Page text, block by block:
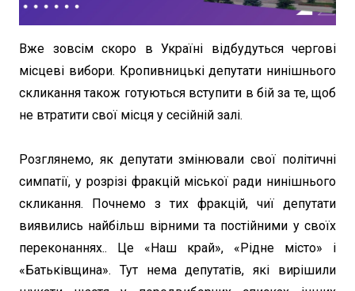
Вже зовсім скоро в Україні відбудуться чергові
місцеві вибори. Кропивницькі депутати нинішнього
скликання також готуються вступити в бій за те, щоб
не втратити свої місця у сесійній залі.
Розглянемо, як депутати змінювали свої політичні
симпатії, у розрізі фракцій міської ради нинішнього
скликання. Почнемо з тих фракцій, чиї депутати
виявились найбільш вірними та постійними у своїх
переконаннях.. Це «Наш край», «Рідне місто» і
«Батьківщина». Тут нема депутатів, які вирішили